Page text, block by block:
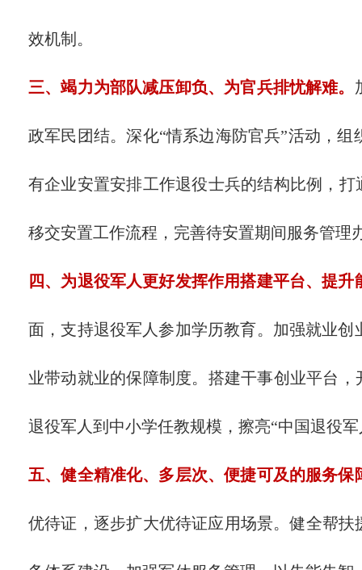
效机制。
三、竭力为部队减压卸负、为官兵排忧解难。
政军民团结。深化“情系边海防官兵”活动，
有企业安置安排工作退役士兵的结构比例，
移交安置工作流程，完善待安置期间服务管理
四、为退役军人更好发挥作用搭建平台、提升
面，支持退役军人参加学历教育。加强就业
业带动就业的保障制度。搭建干事创业平台
退役军人到中小学任教规模，擦亮“中国退役
五、健全精准化、多层次、便捷可及的服务保
优待证，逐步扩大优待证应用场景。健全帮